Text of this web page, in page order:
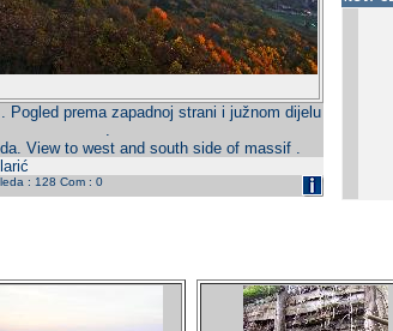
Pogled prema zapadnoj strani i južnom dijelu
.
View to west and south side of massif .
: 128 Com : 0